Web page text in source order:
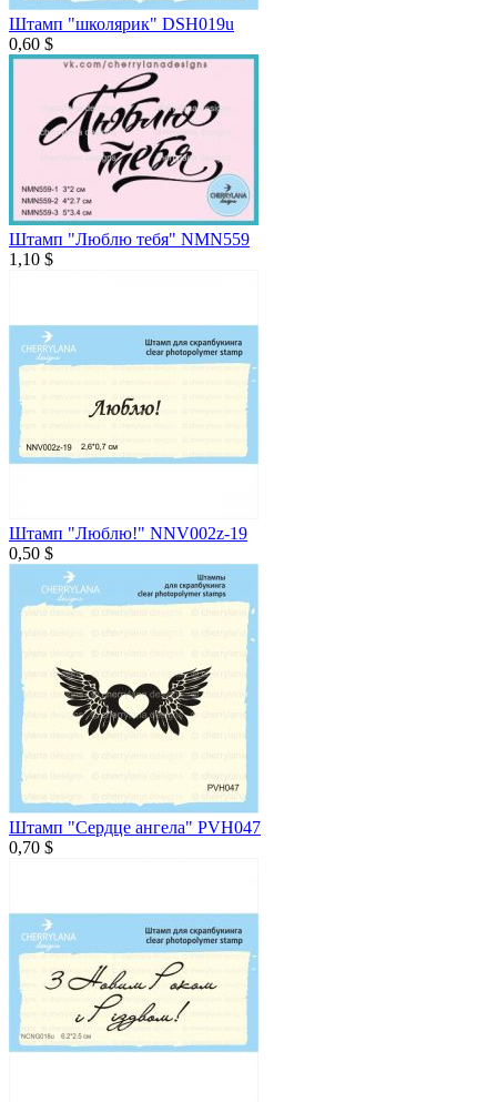
Штамп "школярик" DSH019u
0,60 $
Штамп "Люблю тебя" NMN559
1,10 $
Штамп "Люблю!" NNV002z-19
0,50 $
Штамп "Сердце ангела" PVH047
0,70 $